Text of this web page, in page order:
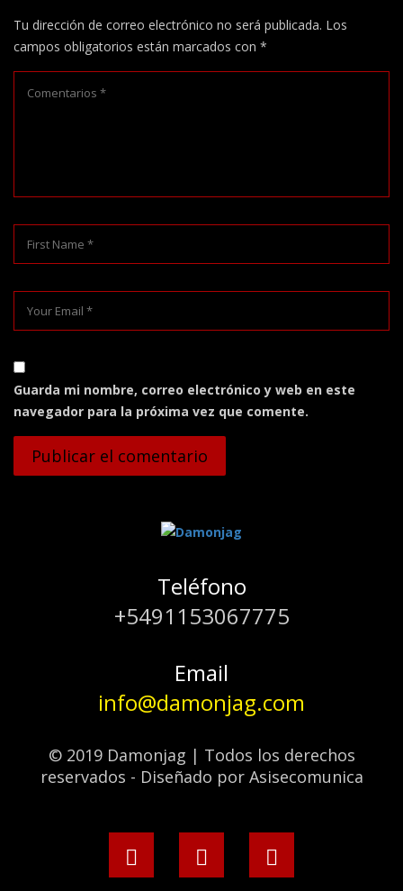
Tu dirección de correo electrónico no será publicada. Los
campos obligatorios están marcados con *
Guarda mi nombre, correo electrónico y web en este
navegador para la próxima vez que comente.
Teléfono
+5491153067775
Email
info@damonjag.com
© 2019 Damonjag | Todos los derechos
reservados - Diseñado por Asisecomunica